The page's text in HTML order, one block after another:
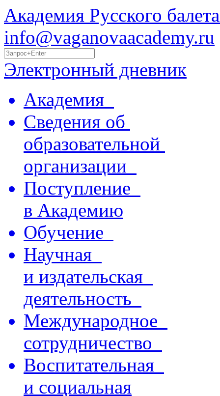
Академия Русского
info@vaganovaacademy.ru
Электронный дневник
Академия
Сведения об
образовательной
организации
Поступление
в Академию
Обучение
Научная
и издательская
деятельность
Международное
сотрудничество
Воспитательная
и социальная